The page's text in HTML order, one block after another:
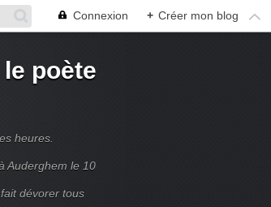
Connexion + Créer mon blog
poète
heures.
Auderghem le 10
dévorer tous